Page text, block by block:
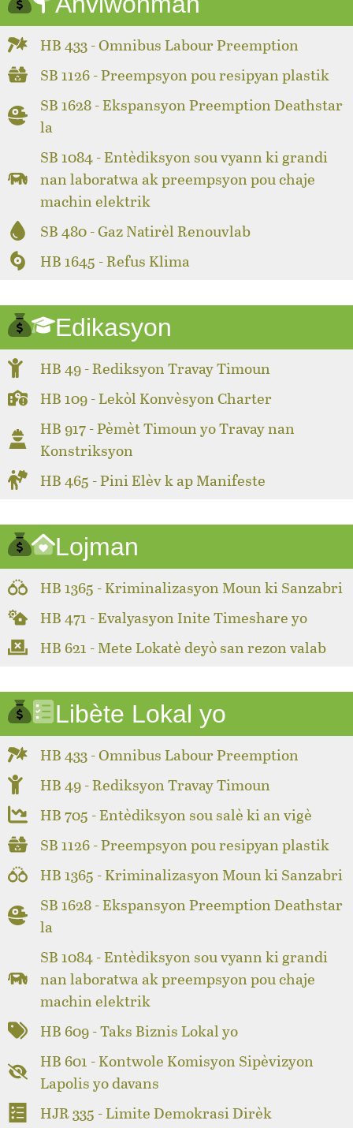
HB 433 - Omnibus Labour Preemption
SB 1126 - Preempsyon pou resipyan plastik
SB 1628 - Ekspansyon Preemption Deathstar
la
SB 1084 - Entèdiksyon sou vyann ki grandi
nan laboratwa ak preempsyon pou chaje
machin elektrik
SB 480 - Gaz Natirèl Renouvlab
HB 1645 - Refus Klima
Edikasyon
HB 49 - Rediksyon Travay Timoun
HB 109 - Lekòl Konvèsyon Charter
HB 917 - Pèmèt Timoun yo Travay nan
Konstriksyon
HB 465 - Pini Elèv k ap Manifeste
Lojman
HB 1365 - Kriminalizasyon Moun ki Sanzabri
HB 471 - Evalyasyon Inite Timeshare yo
HB 621 - Mete Lokatè deyò san rezon valab
Libète Lokal yo
HB 433 - Omnibus Labour Preemption
HB 49 - Rediksyon Travay Timoun
HB 705 - Entèdiksyon sou salè ki an vigè
SB 1126 - Preempsyon pou resipyan plastik
HB 1365 - Kriminalizasyon Moun ki Sanzabri
SB 1628 - Ekspansyon Preemption Deathstar
la
SB 1084 - Entèdiksyon sou vyann ki grandi
nan laboratwa ak preempsyon pou chaje
machin elektrik
HB 609 - Taks Biznis Lokal yo
HB 601 - Kontwole Komisyon Sipèvizyon
Lapolis yo davans
HJR 335 - Limite Demokrasi Dirèk